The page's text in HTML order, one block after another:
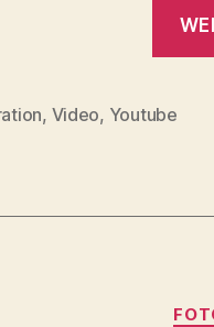
, Video, Youtube